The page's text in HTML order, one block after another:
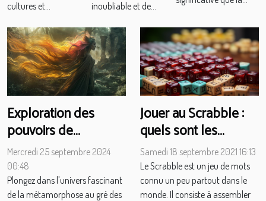
cultures et...
inoubliable et de...
Exploration des
pouvoirs de
métamorphomage
dans la littérature
fantastique
Mercredi 25 septembre 2024
00:48
Plongez dans l'univers fascinant
de la métamorphose au gré des
Jouer au Scrabble :
quels sont les
bienfaits pour
l’homme?
Samedi 18 septembre 2021 16:13
Le Scrabble est un jeu de mots
connu un peu partout dans le
monde. Il consiste à assembler